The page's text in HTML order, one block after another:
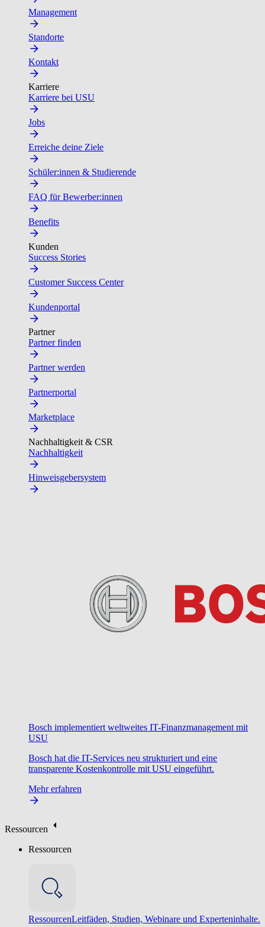
Management
Standorte
Kontakt
Karriere
Karriere bei USU
Jobs
Erreiche deine Ziele
Schüler:innen & Studierende
FAQ für Bewerber:innen
Benefits
Kunden
Success Stories
Customer Success Center
Kundenportal
Partner
Partner finden
Partner werden
Partnerportal
Marketplace
Nachhaltigkeit & CSR
Nachhaltigkeit
Hinweisgebersystem
Bosch implementiert weltweites IT-Finanzmanagement mit
USU
Bosch hat die IT-Services neu strukturiert und eine
transparente Kostenkontrolle mit USU eingeführt.
Mehr erfahren
Ressourcen
Ressourcen
RessourcenLeitfäden, Studien, Webinare und Experteninhalte.